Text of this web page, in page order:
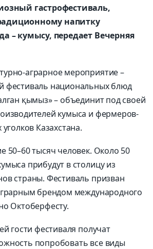
гастрофестиваль,
напитку
– кумысу, передает Вечерняя
аграрное мероприятие –
фестиваль национальных блюд
қымыз» – объединит под своей
кумыса и фермеров-
Казахстана.
50–60 тысяч человек. Около 50
прибудут в столицу из
страны. Фестиваль призван
брендом международного
Октоберфесту.
гости фестиваля получат
попробовать все виды